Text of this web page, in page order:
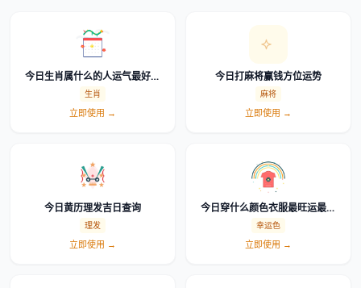
今日生肖属什么的人运气最好运
势排行榜查询
生肖
立即使用 →
今日打麻将赢钱方位运势
麻将
立即使用 →
今日黄历理发吉日查询
理发
立即使用 →
今日穿什么颜色衣服最旺运最吉
利幸运色查询
幸运色
立即使用 →